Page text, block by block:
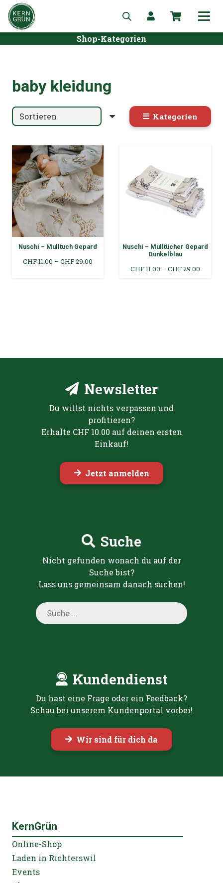
Shop-Kategorien
baby kleidung
Kategorien
Nuschi – Mulltuch Gepard
CHF11.00 – CHF29.00
Nuschi – Mulltücher Gepard
Dunkelblau
CHF11.00 – CHF29.00
Newsletter
Du willst nichts verpassen und
profitieren?
Erhalte CHF 10.00 auf deinen ersten
Einkauf!
Jetzt anmelden
Suche
Nicht gefunden wonach du auf der
Suche bist?
Lass uns gemeinsam danach suchen!
Products
search
Kundendienst
Du hast eine Frage oder ein Feedback?
Schau bei unserem Kundenportal vorbei!
Wir sind für dich da
KernGrün
Online-Shop
Laden in Richterswil
Events